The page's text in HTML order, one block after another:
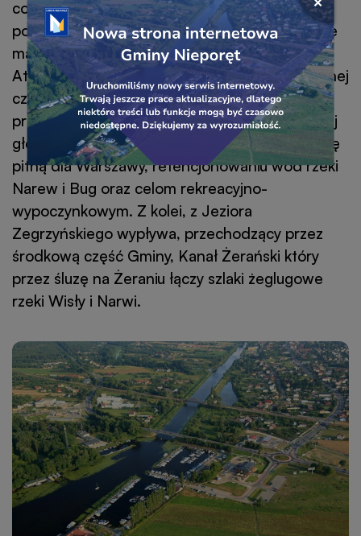
do
linku
banera
okno
popup
co stanowi 44% jej ogólnej powierzchni (dla
porównania: średnia lesistość w województwie
mazowieckim wynosi 22%, a w kraju – 28%).
Atutem Gminy jest znajdujące się w jej północnej
części Jezioro Zegrzyńskie – sztuczne jezioro
przepływowe o powierzchni 30,3 km² i średniej
głębokości 5,7 m, służące zaopatrzeniu w wodę
pitną dla Warszawy, retencjonowaniu wód rzeki
Narew i Bug oraz celom rekreacyjno-
wypoczynkowym. Z kolei, z Jeziora
Zegrzyńskiego wypływa, przechodzący przez
środkową część Gminy, Kanał Żerański który
przez śluzę na Żeraniu łączy szlaki żeglugowe
rzeki Wisły i Narwi.